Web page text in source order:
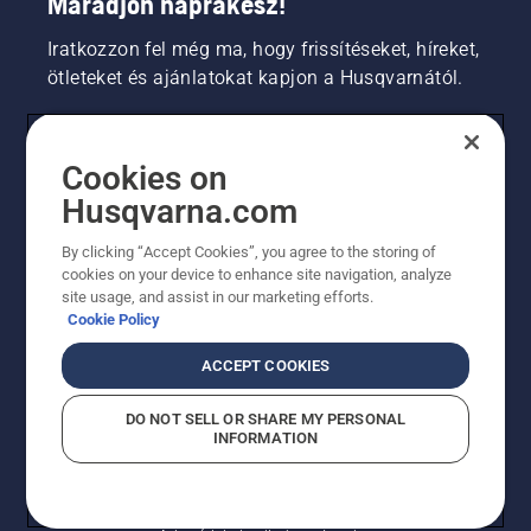
teherbíró
és zöld
Iratkozzon fel még ma, hogy frissítéseket, híreket,
ötleteket és ajánlatokat kapjon a Husqvarnától.
PROFESSZIONÁLIS
Cookies on
Husqvarna.com
By clicking “Accept Cookies”, you agree to the storing of
cookies on your device to enhance site navigation, analyze
site usage, and assist in our marketing efforts.
Cookie Policy
ACCEPT COOKIES
DO NOT SELL OR SHARE MY PERSONAL
INFORMATION